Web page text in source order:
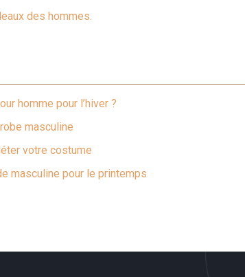
des hommes.
homme pour l’hiver ?
masculine
votre costume
masculine pour le printemps